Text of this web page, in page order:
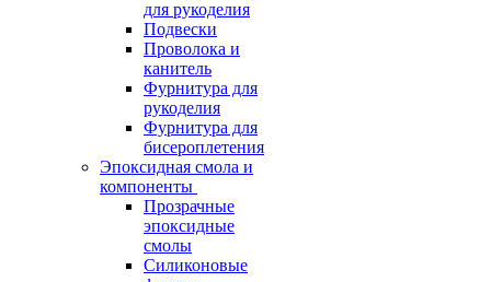
для рукоделия
Подвески
Проволока и
канитель
Фурнитура для
рукоделия
Фурнитура для
бисероплетения
Эпоксидная смола и
компоненты
Прозрачные
эпоксидные
смолы
Силиконовые